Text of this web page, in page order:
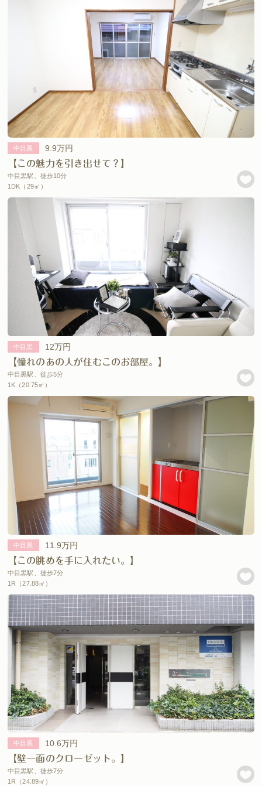
中目黒
9.9万円
【この魅力を引き出せて？】
中目黒駅、徒歩10分
1DK（29㎡）
中目黒
12万円
【憧れのあの人が住むこのお部屋。】
中目黒駅、徒歩5分
1K（20.75㎡）
中目黒
11.9万円
【この眺めを手に入れたい。】
中目黒駅、徒歩7分
1R（27.88㎡）
中目黒
10.6万円
【壁一面のクローゼット。】
中目黒駅、徒歩7分
1R（24.89㎡）